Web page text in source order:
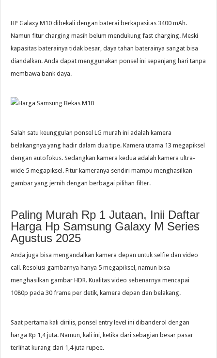
HP Galaxy M10 dibekali dengan baterai berkapasitas 3400 mAh.
Namun fitur charging masih belum mendukung fast charging. Meski
kapasitas baterainya tidak besar, daya tahan baterainya sangat bisa
diandalkan. Anda dapat menggunakan ponsel ini sepanjang hari tanpa
membawa bank daya.
Salah satu keunggulan ponsel LG murah ini adalah kamera
belakangnya yang hadir dalam dua tipe. Kamera utama 13 megapiksel
dengan autofokus. Sedangkan kamera kedua adalah kamera ultra-
wide 5 megapiksel. Fitur kameranya sendiri mampu menghasilkan
gambar yang jernih dengan berbagai pilihan filter.
Paling Murah Rp 1 Jutaan, Inii Daftar
Harga Hp Samsung Galaxy M Series
Agustus 2025
Anda juga bisa mengandalkan kamera depan untuk selfie dan video
call. Resolusi gambarnya hanya 5 megapiksel, namun bisa
menghasilkan gambar HDR. Kualitas video sebenarnya mencapai
1080p pada 30 frame per detik, kamera depan dan belakang.
Saat pertama kali dirilis, ponsel entry level ini dibanderol dengan
harga Rp 1,4 juta. Namun, kali ini, ketika dari sebagian besar pasar
terlihat kurang dari 1,4 juta rupee.